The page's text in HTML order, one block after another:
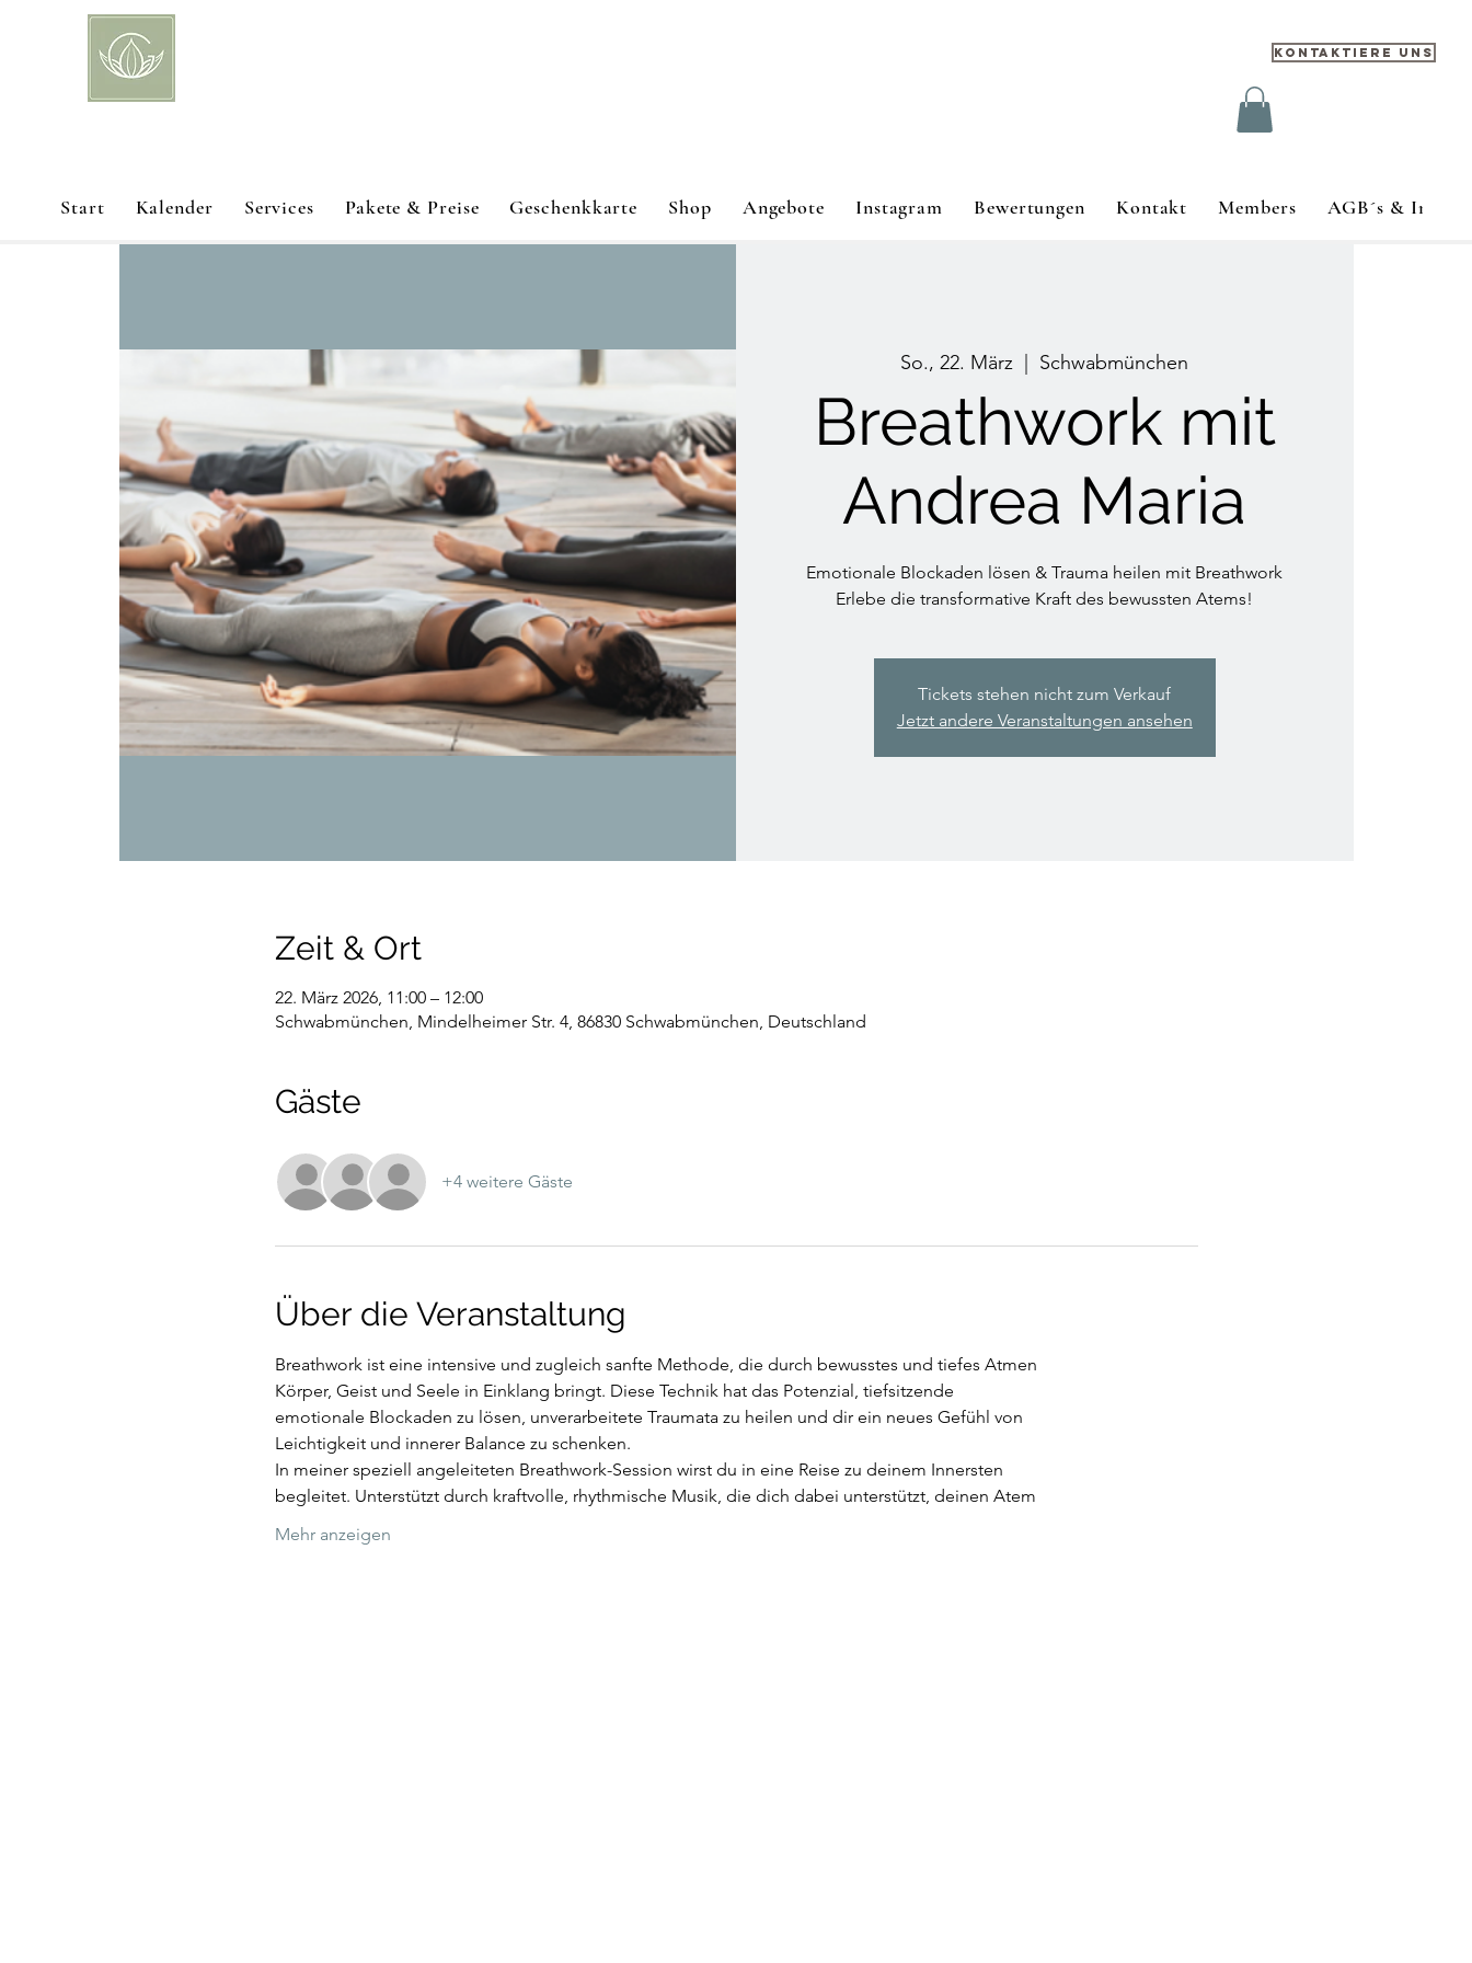
Kontaktiere uns
Start Kalender Services Pakete & Preise Geschenkkarte Shop Angebote Instagram Bewertungen Kontakt Members AGB´s &
So., 22. März
  |
Schwabmünchen
Breathwork mit
Andrea Maria
Emotionale Blockaden lösen & Trauma heilen mit Breathwork
Erlebe die transformative Kraft des bewussten Atems!
Tickets stehen nicht zum Verkauf
Jetzt andere Veranstaltungen ansehen
Zeit & Ort
22. März 2026, 11:00 – 12:00
Schwabmünchen, Mindelheimer Str. 4, 86830 Schwabmünchen, Deutschland
Gäste
+4 weitere Gäste
Über die Veranstaltung
Breathwork ist eine intensive und zugleich sanfte Methode, die durch bewusstes und tiefes Atmen
Körper, Geist und Seele in Einklang bringt. Diese Technik hat das Potenzial, tiefsitzende
emotionale Blockaden zu lösen, unverarbeitete Traumata zu heilen und dir ein neues Gefühl von
Leichtigkeit und innerer Balance zu schenken.
In meiner speziell angeleiteten Breathwork-Session wirst du in eine Reise zu deinem Innersten
begleitet. Unterstützt durch kraftvolle, rhythmische Musik, die dich dabei unterstützt, deinen Atem
Mehr anzeigen